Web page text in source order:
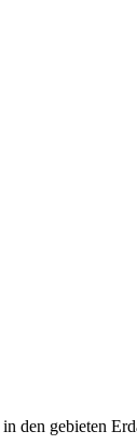
den gebieten